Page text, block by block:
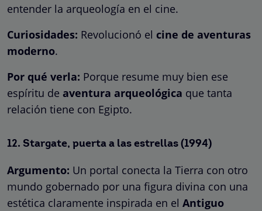
entender la arqueología en el cine.
Curiosidades: Revolucionó el cine de aventuras
moderno.
Por qué verla: Porque resume muy bien ese
espíritu de aventura arqueológica que tanta
relación tiene con Egipto.
12. Stargate, puerta a las estrellas (1994)
Argumento: Un portal conecta la Tierra con otro
mundo gobernado por una figura divina con una
estética claramente inspirada en el Antiguo